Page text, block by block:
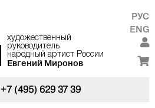
художественный
руководитель
народный артист России
Евгений Миронов
РУС
ENG
+7 (495) 629 37 39